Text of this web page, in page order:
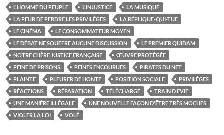
L'HOMME DU PEUPLE
L'INJUSTICE
LA MUSIQUE
LA PEUR DE PERDRE LES PRIVILÈGES
LA RÉPLIQUE-QUI-TUE
LE CINÉMA
LE CONSOMMATEUR MOYEN
LE DÉBAT NE SOUFFRE AUCUNE DISCUSSION
LE PREMIER QUIDAM
NOTRE CHÈRE JUSTICE FRANÇAISE
ŒUVRE PROTÉGÉE
PEINE DE PRISONS
PEINES ENCOURUES
PIRATES DU NET
PLAINTE
PLEURER DE HONTE POSITION SOCIALE
PRIVILÈGES
RÉACTIONS
RÉPARATION TÉLÉCHARGE
TRAIN D EVIE
UNE MANIÈRE ILLÉGALE
UNE NOUVELLE FAÇON D'ÊTRE TRÈS MOCHES
VIOLER LA LOI
VOLÉ